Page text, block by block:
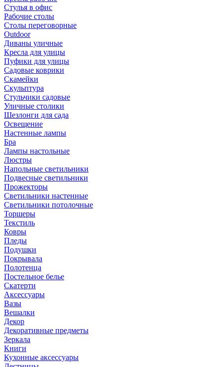
Стулья в офис
Рабочие столы
Столы переговорные
Outdoor
Диваны уличные
Кресла для улицы
Пуфики для улицы
Садовые коврики
Скамейки
Скульптура
Стульчики садовые
Уличные столики
Шезлонги для сада
Освещение
Hастенные лампы
Бра
Лампы настольные
Люстры
Напольные светильники
Подвесные светильники
Прожекторы
Светильники настенные
Светильники потолочные
Торшеры
Текстиль
Ковры
Пледы
Подушки
Покрывала
Полотенца
Постельное белье
Скатерти
Аксессуары
Вазы
Вешалки
Декор
Декоративные предметы
Зеркала
Книги
Кухонные аксессуары